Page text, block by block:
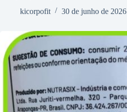
kicorpofit
30 de junho de 2026